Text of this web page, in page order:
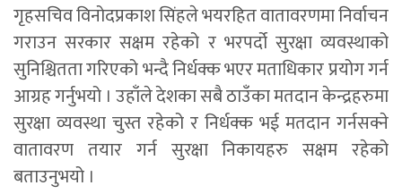
गृहसचिव विनोदप्रकाश सिंहले भयरहित वातावरणमा निर्वाचन
गराउन सरकार सक्षम रहेको र भरपर्दो सुरक्षा व्यवस्थाको
सुनिश्चितता गरिएको भन्दै निर्धक्क भएर मताधिकार प्रयोग गर्न
आग्रह गर्नुभयो । उहाँले देशका सबै ठाउँका मतदान केन्द्रहरुमा
सुरक्षा व्यवस्था चुस्त रहेको र निर्धक्क भई मतदान गर्नसक्ने
वातावरण तयार गर्न सुरक्षा निकायहरु सक्षम रहेको
बताउनुभयो ।